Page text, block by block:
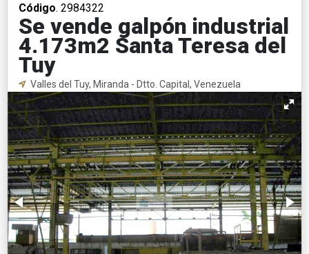
Código. 2984322
Se vende galpón industrial
4.173m2 Santa Teresa del
Tuy
Valles del Tuy, Miranda - Dtto. Capital, Venezuela